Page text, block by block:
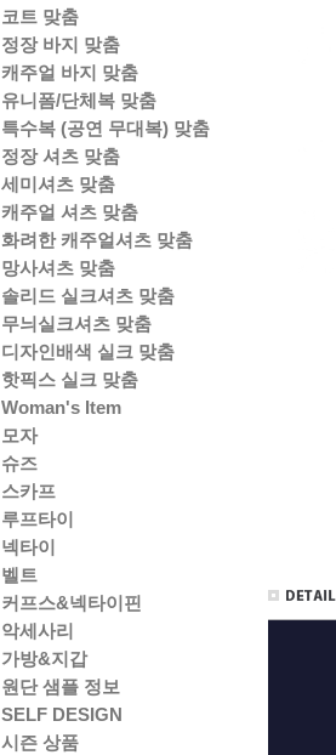
코트 맞춤
정장 바지 맞춤
캐주얼 바지 맞춤
유니폼/단체복 맞춤
특수복 (공연 무대복) 맞춤
정장 셔츠 맞춤
세미셔츠 맞춤
캐주얼 셔츠 맞춤
화려한 캐주얼셔츠 맞춤
망사셔츠 맞춤
솔리드 실크셔츠 맞춤
무늬실크셔츠 맞춤
디자인배색 실크 맞춤
핫픽스 실크 맞춤
Woman's Item
모자
슈즈
스카프
루프타이
넥타이
벨트
커프스&넥타이핀
악세사리
가방&지갑
원단 샘플 정보
SELF DESIGN
시즌 상품